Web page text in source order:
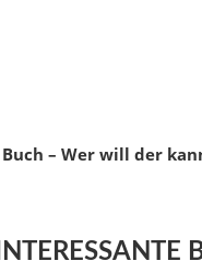
Buch – Wer will der
INTERESSANTE